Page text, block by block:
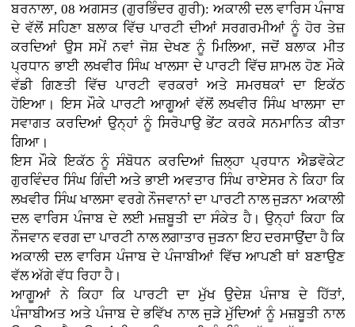
ਬਰਨਾਲਾ, 08 ਅਗਸਤ (ਗੁਰਭਿੰਦਰ ਗੁਰੀ): ਅਕਾਲੀ ਦਲ ਵਾਰਿਸ ਪੰਜਾਬ
ਦੇ ਵੱਲੋਂ ਸਹਿਣਾ ਬਲਾਕ ਵਿੱਚ ਪਾਰਟੀ ਦੀਆਂ ਸਰਗਰਮੀਆਂ ਨੂੰ ਹੋਰ ਤੇਜ਼
ਕਰਦਿਆਂ ਉਸ ਸਮੇਂ ਨਵਾਂ ਜੋਸ਼ ਦੇਖਣ ਨੂੰ ਮਿਲਿਆ, ਜਦੋਂ ਬਲਾਕ ਮੀਤ
ਪ੍ਰਧਾਨ ਭਾਈ ਲਖਵੀਰ ਸਿੰਘ ਖਾਲਸਾ ਦੇ ਪਾਰਟੀ ਵਿੱਚ ਸ਼ਾਮਲ ਹੋਣ ਮੌਕੇ
ਵੱਡੀ ਗਿਣਤੀ ਵਿੱਚ ਪਾਰਟੀ ਵਰਕਰਾਂ ਅਤੇ ਸਮਰਥਕਾਂ ਦਾ ਇਕੱਠ
ਹੋਇਆ। ਇਸ ਮੌਕੇ ਪਾਰਟੀ ਆਗੂਆਂ ਵੱਲੋਂ ਲਖਵੀਰ ਸਿੰਘ ਖਾਲਸਾ ਦਾ
ਸਵਾਗਤ ਕਰਦਿਆਂ ਉਨ੍ਹਾਂ ਨੂੰ ਸਿਰੋਪਾਉ ਭੇਂਟ ਕਰਕੇ ਸਨਮਾਨਿਤ ਕੀਤਾ
ਗਿਆ।
ਇਸ ਮੌਕੇ ਇਕੱਠ ਨੂੰ ਸੰਬੋਧਨ ਕਰਦਿਆਂ ਜ਼ਿਲ੍ਹਾ ਪ੍ਰਧਾਨ ਐਡਵੋਕੇਟ
ਗੁਰਵਿੰਦਰ ਸਿੰਘ ਗਿੰਦੀ ਅਤੇ ਭਾਈ ਅਵਤਾਰ ਸਿੰਘ ਰਾਏਸਰ ਨੇ ਕਿਹਾ ਕਿ
ਲਖਵੀਰ ਸਿੰਘ ਖਾਲਸਾ ਵਰਗੇ ਨੌਜਵਾਨਾਂ ਦਾ ਪਾਰਟੀ ਨਾਲ ਜੁੜਨਾ ਅਕਾਲੀ
ਦਲ ਵਾਰਿਸ ਪੰਜਾਬ ਦੇ ਲਈ ਮਜ਼ਬੂਤੀ ਦਾ ਸੰਕੇਤ ਹੈ। ਉਨ੍ਹਾਂ ਕਿਹਾ ਕਿ
ਨੌਜਵਾਨ ਵਰਗ ਦਾ ਪਾਰਟੀ ਨਾਲ ਲਗਾਤਾਰ ਜੁੜਨਾ ਇਹ ਦਰਸਾਉਂਦਾ ਹੈ ਕਿ
ਅਕਾਲੀ ਦਲ ਵਾਰਿਸ ਪੰਜਾਬ ਦੇ ਪੰਜਾਬੀਆਂ ਵਿੱਚ ਆਪਣੀ ਥਾਂ ਬਣਾਉਣ
ਵੱਲ ਅੱਗੇ ਵੱਧ ਰਿਹਾ ਹੈ।
ਆਗੂਆਂ ਨੇ ਕਿਹਾ ਕਿ ਪਾਰਟੀ ਦਾ ਮੁੱਖ ਉਦੇਸ਼ ਪੰਜਾਬ ਦੇ ਹਿੱਤਾਂ,
ਪੰਜਾਬੀਅਤ ਅਤੇ ਪੰਜਾਬ ਦੇ ਭਵਿੱਖ ਨਾਲ ਜੁੜੇ ਮੁੱਦਿਆਂ ਨੂੰ ਮਜ਼ਬੂਤੀ ਨਾਲ